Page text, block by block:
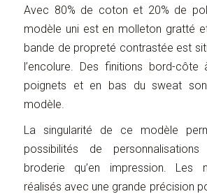
Avec 80% de coton et 20% de
modèle uni est en molleton gratté
bande de propreté contrastée est
l’encolure. Des finitions bord-côte
poignets et en bas du sweat
modèle.
La singularité de ce modèle
possibilités de
broderie qu’en impression. Les
réalisés avec une grande précision